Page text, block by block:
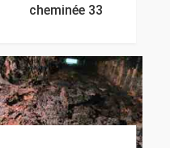
cheminée 33